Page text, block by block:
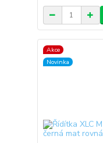
Akce
Novinka